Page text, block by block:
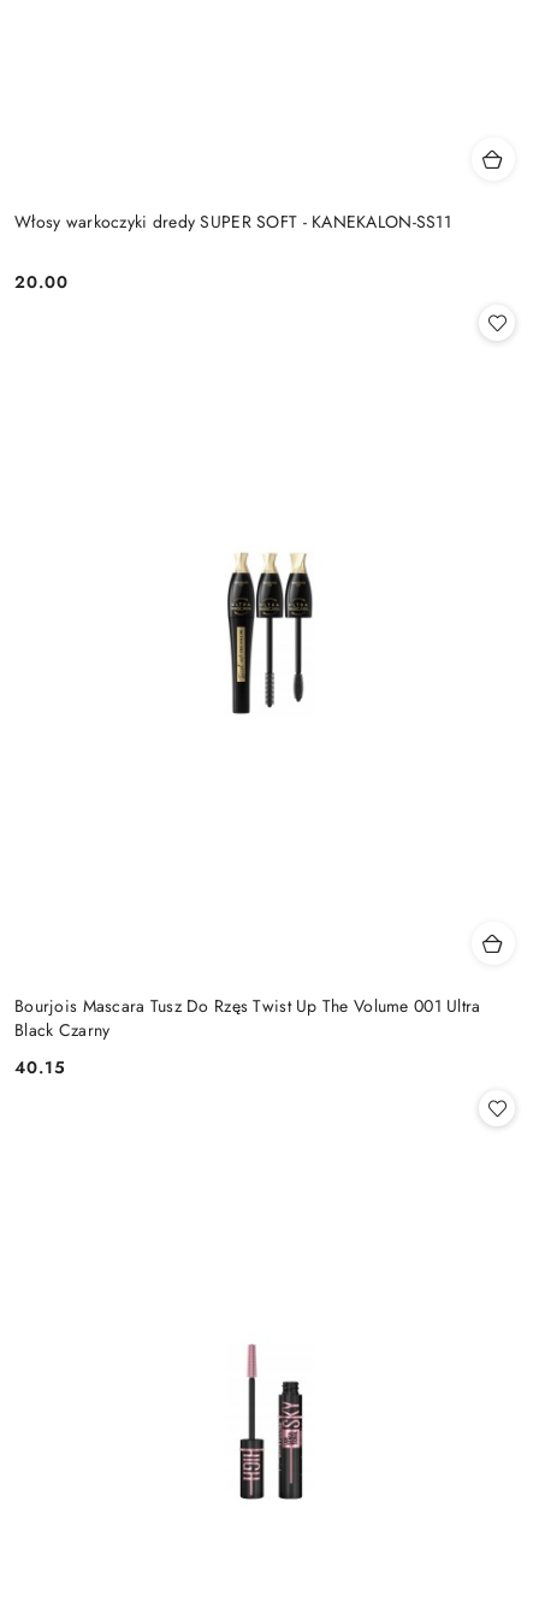
Włosy warkoczyki dredy SUPER SOFT - KANEKALON-SS11
Cena:
20.00
Bourjois Mascara Tusz Do Rzęs Twist Up The Volume 001 Ultra
Black Czarny
Cena:
40.15